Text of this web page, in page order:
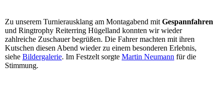
Zu unserem Turnierausklang am Montagabend mit Gespannfahren
und Ringtrophy Reiterring Hügelland konnten wir wieder
zahlreiche Zuschauer begrüßen. Die Fahrer machten mit ihren
Kutschen diesen Abend wieder zu einem besonderen Erlebnis,
siehe Bildergalerie. Im Festzelt sorgte Martin Neumann für die
Stimmung.